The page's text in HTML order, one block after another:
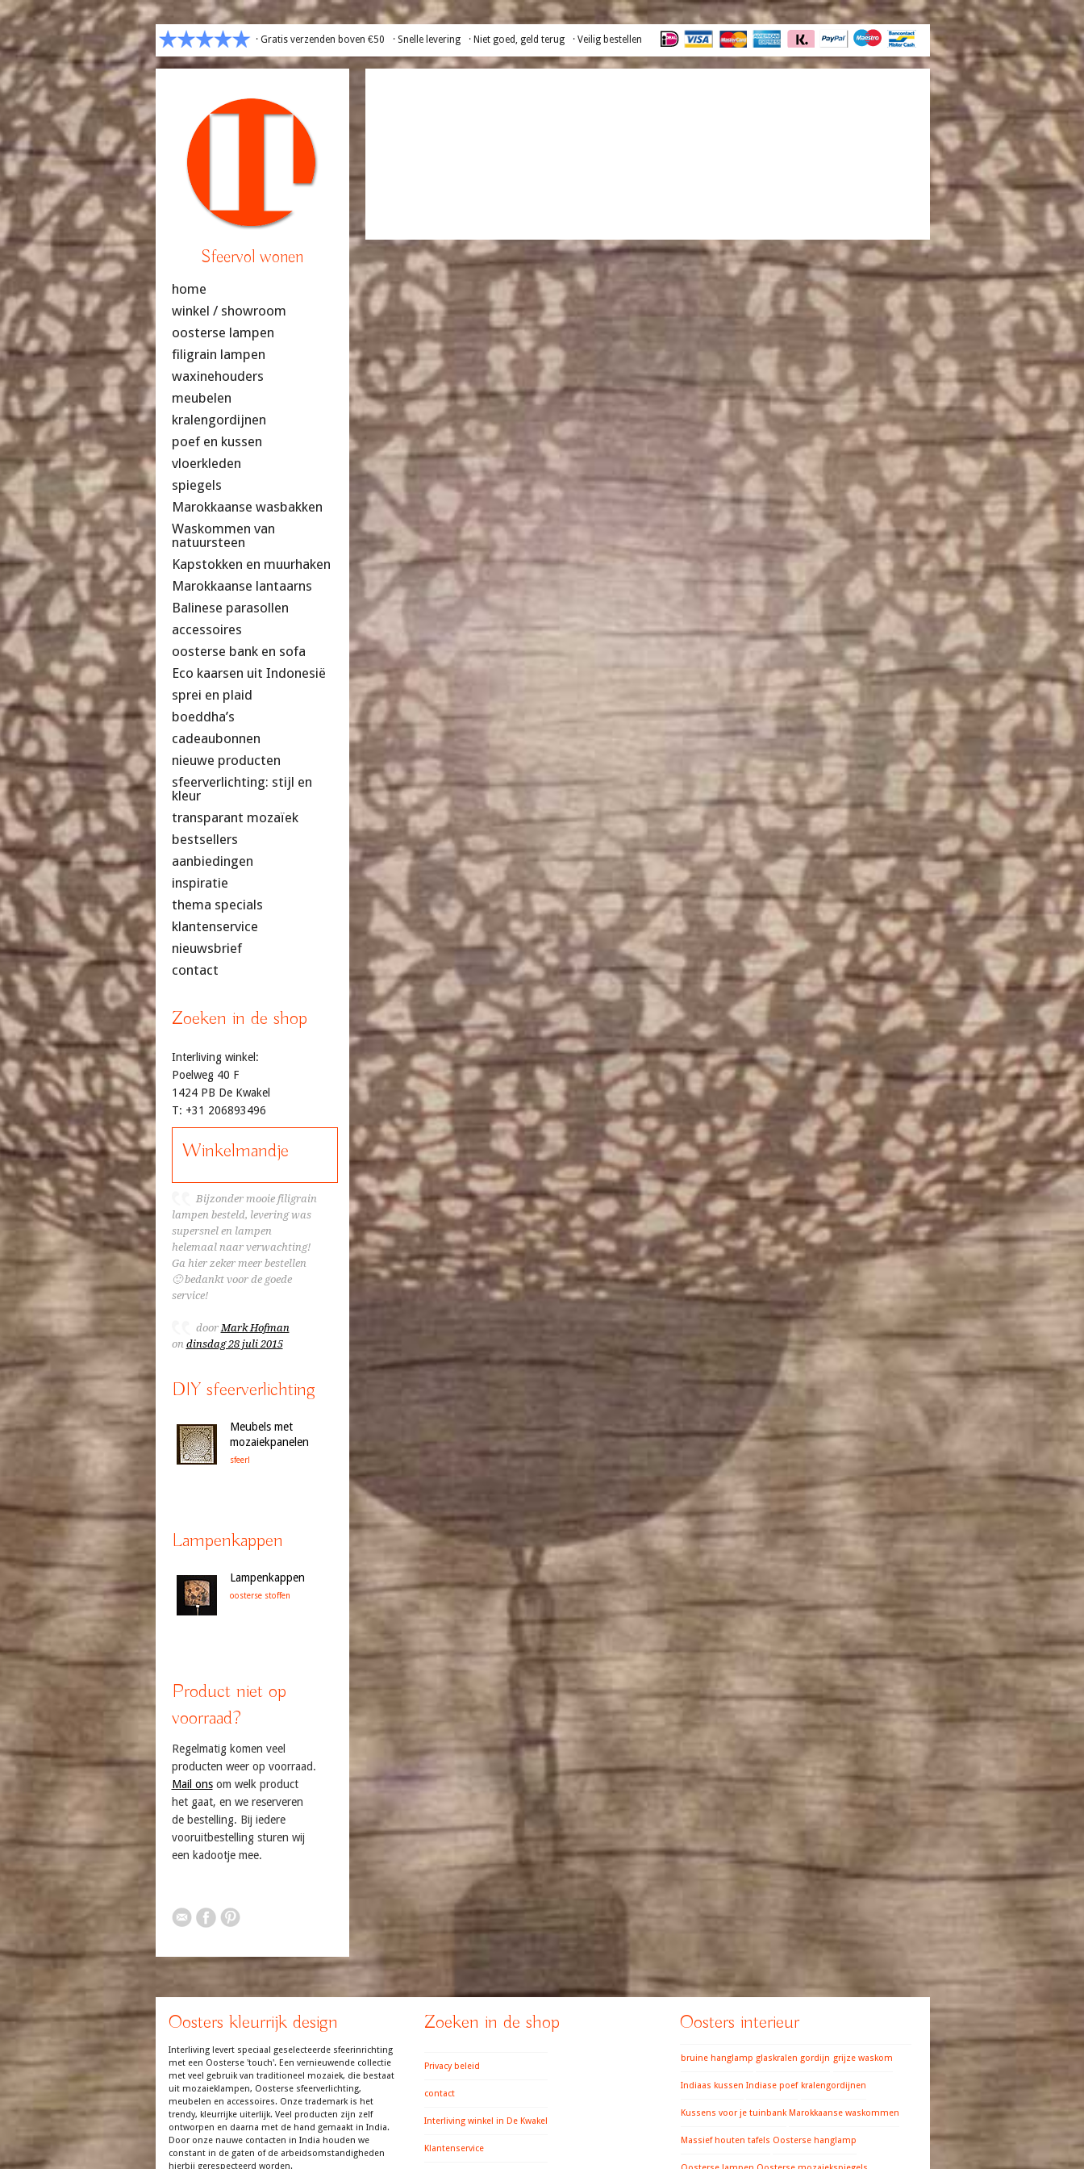
· Gratis verzenden boven €50 · Snelle levering · Niet goed, geld terug · Veilig bestellen
Sfeervol wonen
home
winkel / showroom
oosterse lampen
filigrain lampen
waxinehouders
meubelen
kralengordijnen
poef en kussen
vloerkleden
spiegels
Marokkaanse wasbakken
Waskommen van
natuursteen
Kapstokken en muurhaken
Marokkaanse lantaarns
Balinese parasollen
accessoires
oosterse bank en sofa
Eco kaarsen uit Indonesië
sprei en plaid
boeddha’s
cadeaubonnen
nieuwe producten
sfeerverlichting: stijl en
kleur
transparant mozaïek
bestsellers
aanbiedingen
inspiratie
thema specials
klantenservice
nieuwsbrief
contact
Zoeken in de shop
Interliving winkel:
Poelweg 40 F
1424 PB De Kwakel
T: +31 206893496
Winkelmandje
Bijzonder mooie filigrain
lampen besteld, levering was
supersnel en lampen
helemaal naar verwachting!
Ga hier zeker meer bestellen
🙂 bedankt voor de goede
service!
doorMark Hofman
on dinsdag 28 juli 2015
DIY sfeerverlichting
Meubels met
mozaiekpanelen
sfeer!
Lampenkappen
Lampenkappen
oosterse stoffen
Product niet op
voorraad?
Regelmatig komen veel
producten weer op voorraad.
Mail onsom welk product
het gaat, en we reserveren
de bestelling. Bij iedere
vooruitbestelling sturen wij
een kadootje mee.
Oosters kleurrijk design
Interliving levert speciaal geselecteerde sfeerinrichting
met een Oosterse 'touch'. Een vernieuwende collectie
met veel gebruik van traditioneel mozaiek, die bestaat
uit mozaieklampen, Oosterse sfeerverlichting,
meubelen en accessoires. Onze trademark is het
trendy, kleurrijke uiterlijk. Veel producten zijn zelf
ontworpen en daarna met de hand gemaakt in India.
Door onze nauwe contacten in India houden we
constant in de gaten of de arbeidsomstandigheden
hierbij gerespecteerd worden.
Zoeken in de shop
Privacy beleid
contact
Interliving winkel in De Kwakel
Klantenservice
Oosters interieur
bruine hanglamp glaskralen gordijn grijze waskom
Indiaas kussen Indiase poef kralengordijnen
Kussens voor je tuinbank Marokkaanse waskommen
Massief houten tafels Oosterse hanglamp